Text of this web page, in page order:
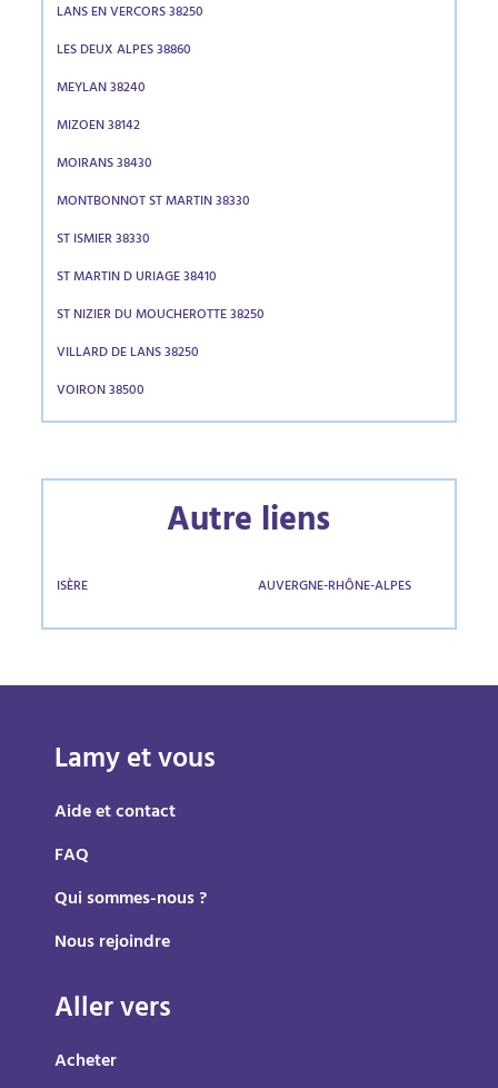
LANS EN VERCORS 38250
LES DEUX ALPES 38860
MEYLAN 38240
MIZOEN 38142
MOIRANS 38430
MONTBONNOT ST MARTIN 38330
ST ISMIER 38330
ST MARTIN D URIAGE 38410
ST NIZIER DU MOUCHEROTTE 38250
VILLARD DE LANS 38250
VOIRON 38500
Autre liens
ISÈRE AUVERGNE-RHÔNE-ALPES
Lamy et vous
Aide et contact
FAQ
Qui sommes-nous ?
Nous rejoindre
Aller vers
Acheter